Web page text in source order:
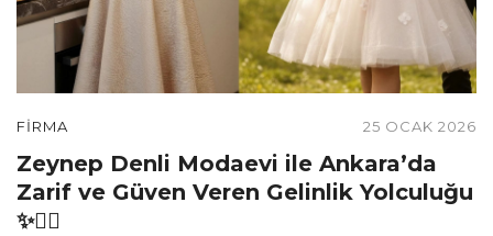
FIRMA 25 OCAK 2026
Zeynep Denli Modaevi ile Ankara’da
Zarif ve Güven Veren Gelinlik Yolculuğu
✨👰‍♀️